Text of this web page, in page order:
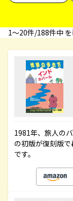
1〜20件/188件中
1981年、旅人の
の初版が復刻版
です。